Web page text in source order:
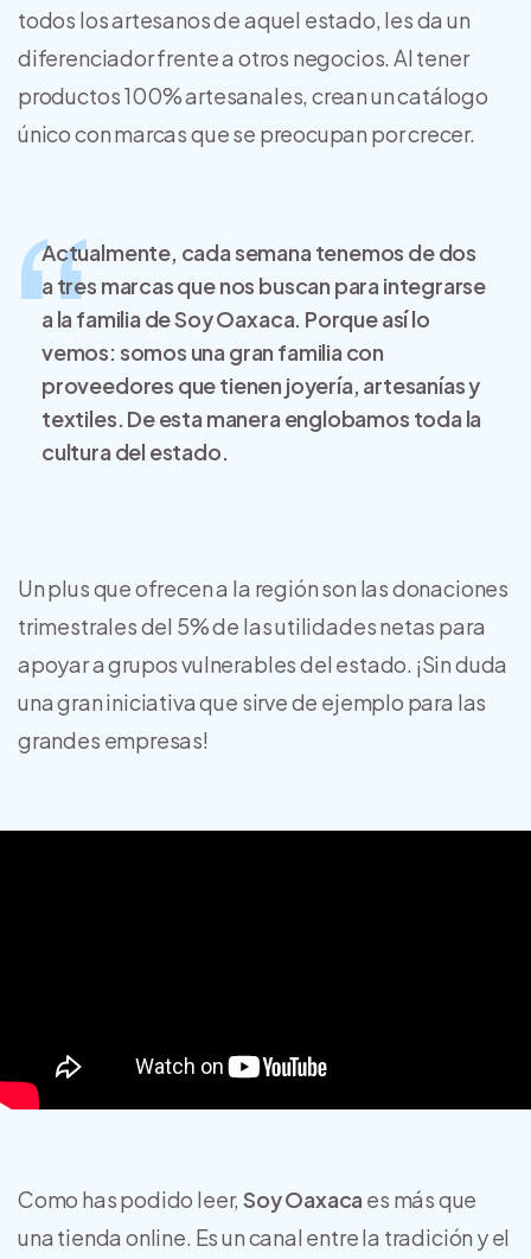
todos los artesanos de aquel estado, les da un
diferenciador frente a otros negocios. Al tener
productos 100% artesanales, crean un catálogo
único con marcas que se preocupan por crecer.
Actualmente, cada semana tenemos de dos
a tres marcas que nos buscan para integrarse
a la familia deSoy Oaxaca. Porque así lo
vemos: somos una gran familia con
proveedores que tienen joyería, artesanías y
textiles. De esta manera englobamos toda la
cultura del estado.
Un plus que ofrecen a la región son las donaciones
trimestrales del 5% de las utilidades netas para
apoyar a grupos vulnerables del estado. ¡Sin duda
una gran iniciativa que sirve de ejemplo para las
grandes empresas!
Como has podido leer,Soy Oaxaca es más que
una tienda online. Es un canal entre la tradición y el